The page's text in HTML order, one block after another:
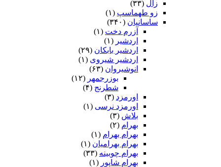
زال (۳۳)
زو طهماسپ‏ (۱)
ساسانیان (۳۴۰)
آزرم دخت (۱)
اردشیر (۱)
اردشیر بابکان (۲۹)
اردشیر شیروی (۱)
انوشیروان (۶۳)
بوزرجمهر (۱۲)
شطرنج (۴)
اورمزد (۳)
اورمزد نرسى‏ (۱)
بلاش (۳)
بهرام (۲)
بهرام بهرام (۱)
بهرام بهرامیان‏ (۱)
بهرام چوبینه (۳۳)
بهرام شاپور (۱)